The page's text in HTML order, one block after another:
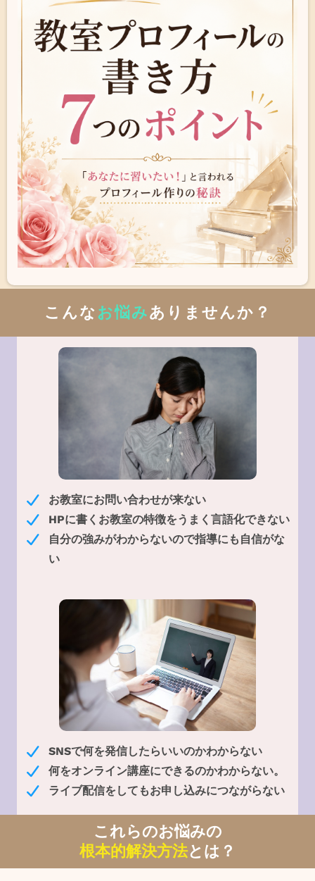
こんなお悩みありませんか？
お教室にお問い合わせが来ない
HPに書くお教室の特徴をうまく言語化できない
自分の強みがわからないので指導にも自信がな
い
SNSで何を発信したらいいのかわからない
何をオンライン講座にできるのかわからない。
ライブ配信をしてもお申し込みにつながらない
これらのお悩みの
根本的解決方法とは？